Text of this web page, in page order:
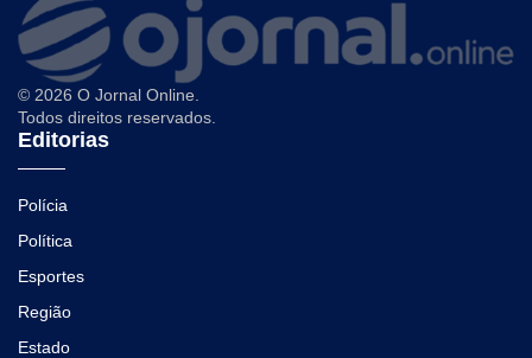
© 2026 O Jornal Online.
Todos direitos reservados.
Editorias
Polícia
Política
Esportes
Região
Estado